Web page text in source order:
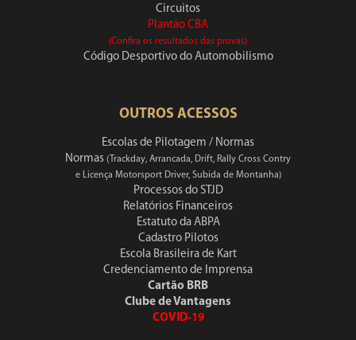
Circuitos
Plantão CBA
(Confira os resultados das provas)
Código Desportivo do Automobilismo
OUTROS ACESSOS
Escolas de Pilotagem / Normas
Normas (Trackday, Arrancada, Drift, Rally Cross Contry
e Licença Motorsport Driver, Subida de Montanha)
Processos do STJD
Relatórios Financeiros
Estatuto da ABPA
Cadastro Pilotos
Escola Brasileira de Kart
Credenciamento de Imprensa
Cartão BRB
Clube de Vantagens
COVID-19